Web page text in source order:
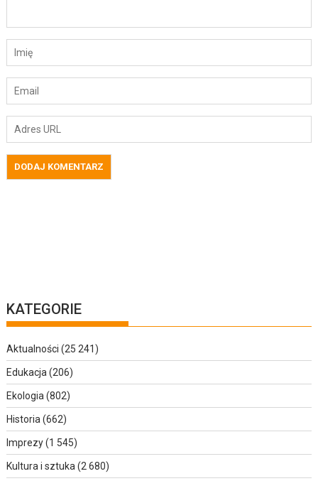
KATEGORIE
Aktualności (25 241)
Edukacja(206)
Ekologia(802)
Historia(662)
Imprezy(1 545)
Kultura i sztuka(2 680)